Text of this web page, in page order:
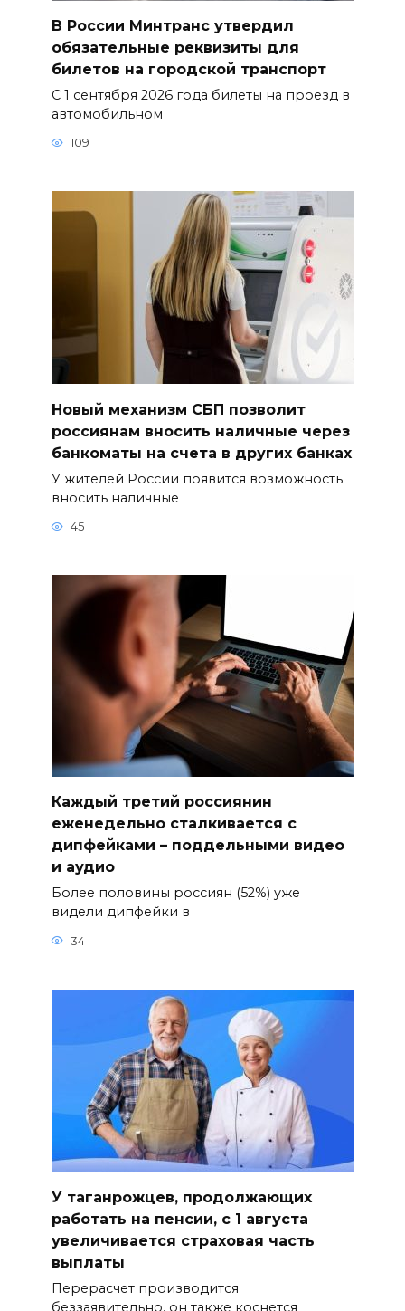
В России Минтранс утвердил
обязательные реквизиты для
билетов на городской транспорт
С 1 сентября 2026 года билеты на проезд в
автомобильном
109
Новый механизм СБП позволит
россиянам вносить наличные через
банкоматы на счета в других банках
У жителей России появится возможность
вносить наличные
45
Каждый третий россиянин
еженедельно сталкивается с
дипфейками – поддельными видео
и аудио
Более половины россиян (52%) уже
видели дипфейки в
34
У таганрожцев, продолжающих
работать на пенсии, с 1 августа
увеличивается страховая часть
выплаты
Перерасчет производится
беззаявительно, он также коснется